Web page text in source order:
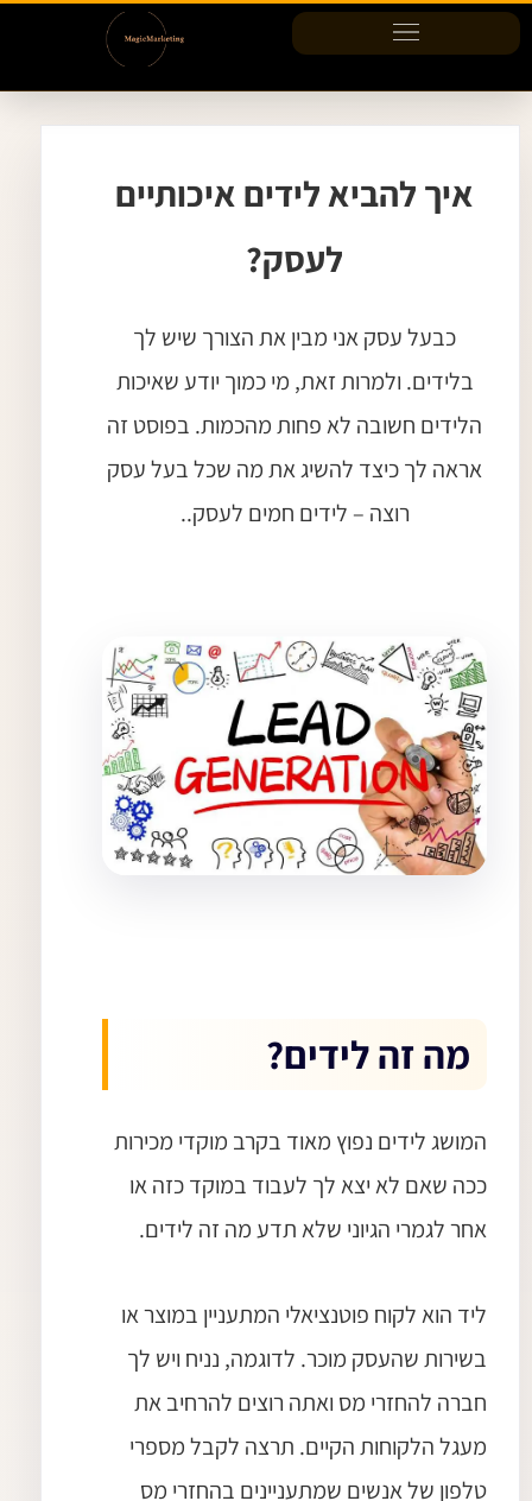
דילוג
לתוכן
איך להביא לידים איכותיים
לעסק?
כבעל עסק אני מבין את הצורך שיש לך
בלידים. ולמרות זאת, מי כמוך יודע שאיכות
הלידים חשובה לא פחות מהכמות. בפוסט זה
אראה לך כיצד להשיג את מה שכל בעל עסק
רוצה – לידים חמים לעסק..
מה זה לידים?
המושג לידים נפוץ מאוד בקרב מוקדי מכירות
ככה שאם לא יצא לך לעבוד במוקד כזה או
אחר לגמרי הגיוני שלא תדע מה זה לידים.
ליד הוא לקוח פוטנציאלי המתעניין במוצר או
בשירות שהעסק מוכר. לדוגמה, נניח ויש לך
חברה להחזרי מס ואתה רוצים להרחיב את
מעגל הלקוחות הקיים. תרצה לקבל מספרי
טלפון של אנשים שמתעניינים בהחזרי מס